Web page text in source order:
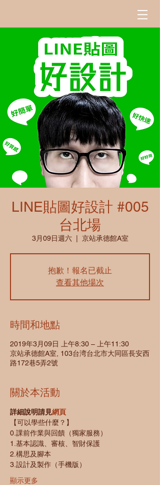
LINE貼圖好設計 #005
台北場
3月09日週六
  |
京站承德館A室
抱歉！報名已截止
查看其他場次
時間和地點
2019年3月09日 上午8:30 – 上午11:30
京站承德館A室, 103台湾台北市大同區長安西
路172巷5弄2號
關於本活動
詳細說明請見網頁
【可以學些什麼？】
0.課前作業與回饋（獨家服務）
1.基本認識、審核、智財保護
2.構思及腳本
3.設計及製作（手機版）
顯示更多